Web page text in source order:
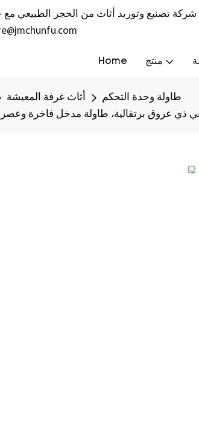
Home منتج
أثاث غرفة المعيشة
طاولة وحدة التحكم
ذي عروق برتقالية، طاولة مدخل فاخرة